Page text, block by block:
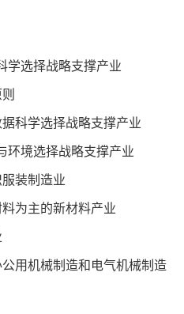
学选择战略支撑产业
科学选择战略支撑产业
环境选择战略支撑产业
装制造业
为主的新材料产业
用机械制造和电气机械制造